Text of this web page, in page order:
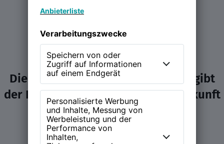
Die NEW WORK Experience (NWX) gibt
der Diskussion über Arbeit und Zukunft
ein Zuhause.